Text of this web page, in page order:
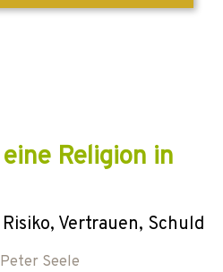
Religion in
Vertrauen, Schuld
Peter Seele